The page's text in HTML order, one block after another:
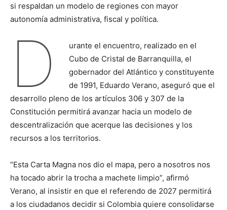
si respaldan un modelo de regiones con mayor
autonomía administrativa, fiscal y política.
D
urante el encuentro, realizado en el
Cubo de Cristal de Barranquilla, el
gobernador del Atlántico y constituyente
de 1991, Eduardo Verano, aseguró que el
desarrollo pleno de los artículos 306 y 307 de la
Constitución permitirá avanzar hacia un modelo de
descentralización que acerque las decisiones y los
recursos a los territorios.
“Esta Carta Magna nos dio el mapa, pero a nosotros nos
ha tocado abrir la trocha a machete limpio”, afirmó
Verano, al insistir en que el referendo de 2027 permitirá
a los ciudadanos decidir si Colombia quiere consolidarse